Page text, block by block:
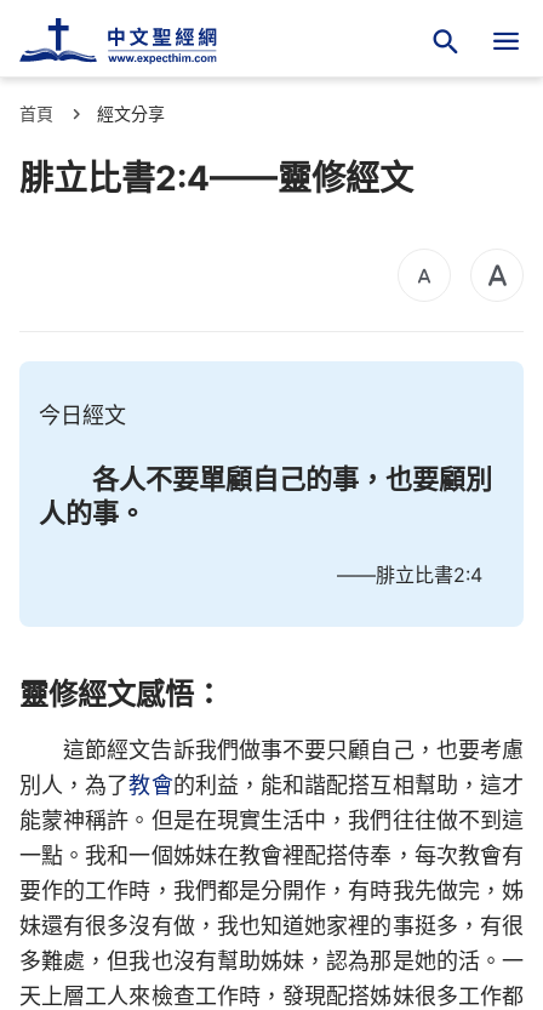
首頁 經文分享
腓立比書2:4——靈修經文
今日經文
各人不要單顧自己的事，也要顧別
人的事。
——腓立比書2:4
靈修經文感悟：
這節經文告訴我們做事不要只顧自己，也要考慮
別人，為了教會的利益，能和諧配搭互相幫助，這才
能蒙神稱許。但是在現實生活中，我們往往做不到這
一點。我和一個姊妹在教會裡配搭侍奉，每次教會有
要作的工作時，我們都是分開作，有時我先做完，姊
妹還有很多沒有做，我也知道她家裡的事挺多，有很
多難處，但我也沒有幫助姊妹，認為那是她的活。一
天上層工人來檢查工作時，發現配搭姊妹很多工作都